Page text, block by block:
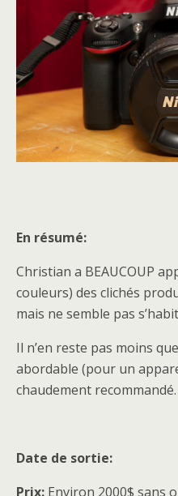
En résumé:
Christian a BEAUCOUP
couleurs) des clichés
mais ne semble pas
Il n’en reste pas moins
abordable (pour un
chaudement recommandé.
Date de sortie:
Prix: Environ 2000$ sans